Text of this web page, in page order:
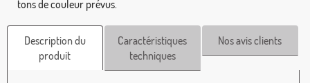
tons de couleur prévus.
Description du
produit
Caractéristiques
techniques
Nos avis clients